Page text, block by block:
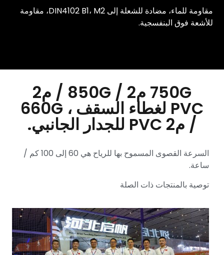
مقاومة للماء، مضادة للشعلة إلى DIN4102 B1، M2، مقاومة
للأشعة فوق البنفسجية.
750G م2 / 850G / م2
PVC لغطاء السقف ، 660G
/ م2 PVC للجدار الجانبي.
السرعة القصوى المسموح بها للرياح هي 60 إلى 100 كم /
ساعة.
توصية بالمنتجات ذات الصلة